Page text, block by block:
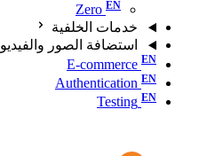
Zero
خدمات الخلفية
استضافة الصور والفيديو
E-commerce
Authentication
Testing